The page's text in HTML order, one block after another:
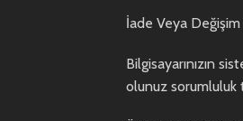
İade Veya Değişim
Bilgisayarınızın
olunuz sorumluluk